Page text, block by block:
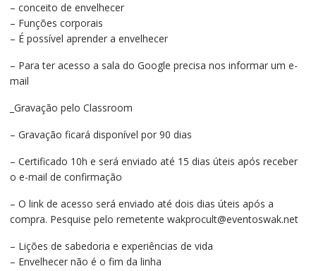
– conceito de envelhecer
– Funções corporais
– É possível aprender a envelhecer
– Para ter acesso a sala do Google precisa nos informar um e-
mail
_Gravação pelo Classroom
– Gravação ficará disponível por 90 dias
– Certificado 10h e será enviado até 15 dias úteis após receber
o e-mail de confirmação
– O link de acesso será enviado até dois dias úteis após a
compra. Pesquise pelo remetente wakprocult@eventoswak.net
– Lições de sabedoria e experiências de vida
– Envelhecer não é o fim da linha